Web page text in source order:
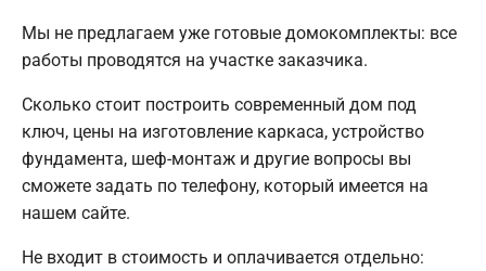
Мы не предлагаем уже готовые домокомплекты: все
работы проводятся на участке заказчика.
Сколько стоит построить современный дом под
ключ, цены на изготовление каркаса, устройство
фундамента, шеф-монтаж и другие вопросы вы
сможете задать по телефону, который имеется на
нашем сайте.
Не входит в стоимость и оплачивается отдельно: